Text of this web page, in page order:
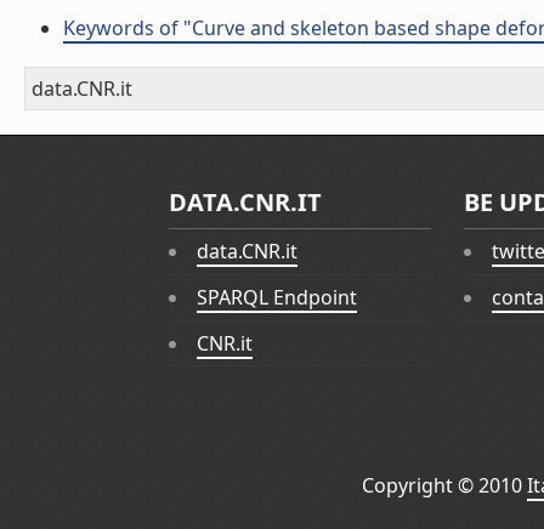
Keywords of "Curve and skeleton based shape
data.CNR.it
DATA.CNR.IT
data.CNR.it
SPARQL Endpoint
CNR.it
BE
Copyright © 2010